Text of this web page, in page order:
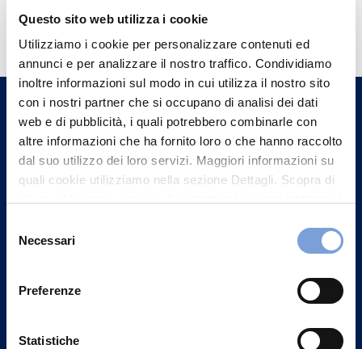
Questo sito web utilizza i cookie
Utilizziamo i cookie per personalizzare contenuti ed
annunci e per analizzare il nostro traffico. Condividiamo
inoltre informazioni sul modo in cui utilizza il nostro sito
con i nostri partner che si occupano di analisi dei dati
web e di pubblicità, i quali potrebbero combinarle con
altre informazioni che ha fornito loro o che hanno raccolto
dal suo utilizzo dei loro servizi. Maggiori informazioni su
quali cookie utilizziamo nella sezione Dettagli. Scopra di
può trovare nel footer del sito nella sezione "Informativa
delNecessari
Preferenze
Statistiche
Hai bisogno di
informazioni?
Trova l'Agenzia più vicina a te e parla con
un nostro Agente.
Contattaci